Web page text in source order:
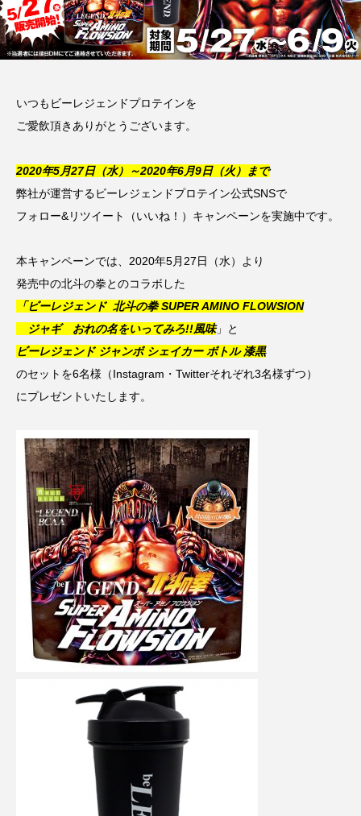
いつもビーレジェンドプロテインを
ご愛飲頂きありがとうございます。
2020年5月27日（水）～2020年6月9日（火）まで
弊社が運営するビーレジェンドプロテイン公式SNSで
フォロー&リツイート（いいね！）キャンペーンを実施中です。
本キャンペーンでは、2020年5月27日（水）より
発売中の北斗の拳とのコラボした
「ビーレジェンド 北斗の拳 SUPER AMINO FLOWSION
ジャギ おれの名をいってみろ!!風味」と
ビーレジェンド ジャンボ シェイカー ボトル 漆黒
のセットを6名様（Instagram・Twitterそれぞれ3名様ずつ）
にプレゼントいたします。